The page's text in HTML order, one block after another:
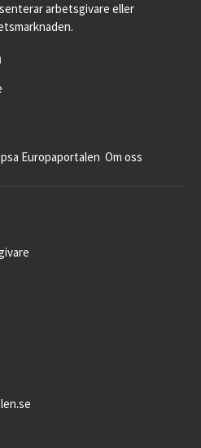
arbetsgivare eller
Europaportalen Om oss